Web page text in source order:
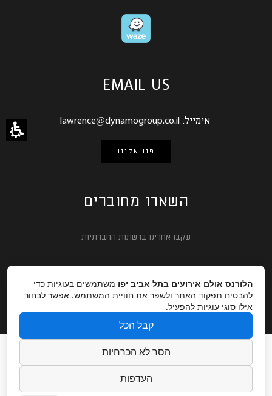
EMAIL US
אימייל: lawrence@dynamogroup.co.il
פנו אלינו
השארו מחוברים
עקבו אחרינו ברשתות החברתיות
אודות גלריה מגזין
קרדיטים לצלמים הצהרת נגישות
הלורנס אולם אירועים בתל אביב יפו משתמשים בעוגיות כדי
להבטיח תפקוד האתר ולשפר את חוויית המשתמש. אפשר לבחור
אילו סוגי עוגיות להפעיל.
קבל הכל
הסר לא הכרחיות
העדפות